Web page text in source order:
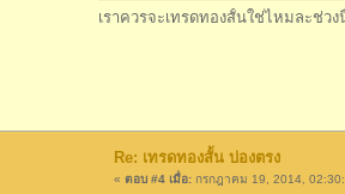
เราควรจะเทรดทองสั้นใช่ไหมละช่วง
Re: เทรดทองสั้น บ่องตรง
« ตอบ #4 เมื่อ: กรกฎาคม 19, 2014,